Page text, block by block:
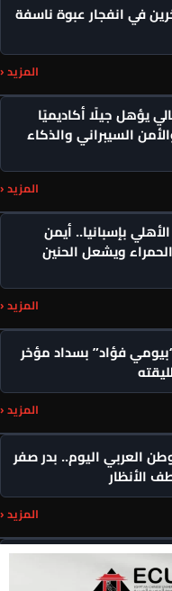
شخصين وإصابة 13 آخرين في انفجار عبوة ناسفة
المزيد ‹
يؤهل جيلًا أكاديميًا
السيبراني والذكاء
المزيد ‹
بإسبانيا.. أيمن
ويشعل الحنين
المزيد ‹
فؤاد” بسداد مؤخر
المزيد ‹
العربي اليوم.. بدر صفر
الأنظار
المزيد ‹
رموزاً مؤثرة ويدعو